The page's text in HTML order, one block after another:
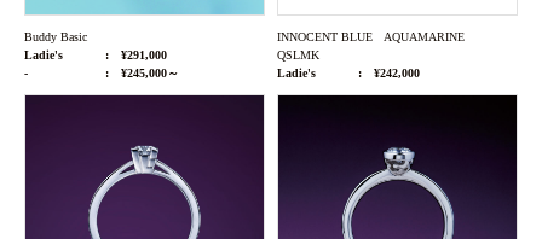
Buddy Basic
Ladie's
¥291,000
-
¥245,000～
INNOCENT BLUE AQUAMARINE
QSLMK
Ladie's
¥242,000